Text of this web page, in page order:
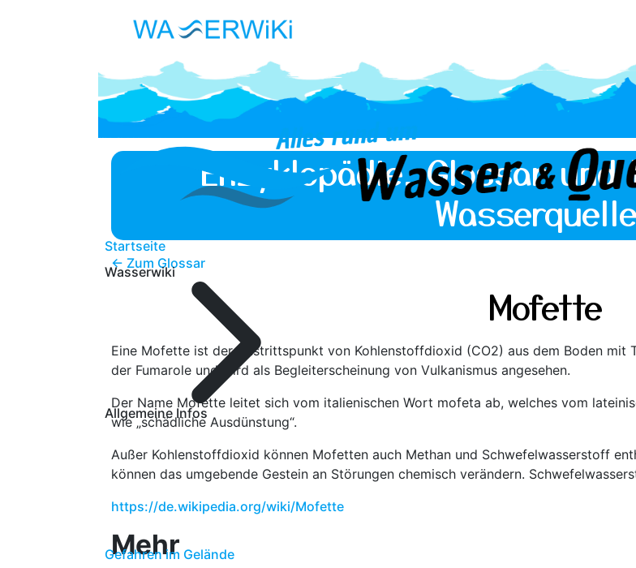
Startseite
Wasserwiki
Allgemeine Infos
Gefahren im Gelände
Enzyklopädie, Glossar und
← Zum Glossar
Mofette
Eine Mofette ist der Austrittspunkt von Kohlenstoffdioxid (CO2) aus dem Boden mit
der Fumarole und wird als Begleiterscheinung von Vulkanismus angesehen.
Der Name Mofette leitet sich vom italienischen Wort mofeta ab, welches vom
wie „schädliche Ausdünstung“.
Außer Kohlenstoffdioxid können Mofetten auch Methan und Schwefelwasserstoff
können das umgebende Gestein an Störungen chemisch verändern.
https://de.wikipedia.org/wiki/Mofette
Mehr